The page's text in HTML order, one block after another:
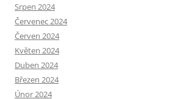
Srpen 2024
Červenec 2024
Červen 2024
Květen 2024
Duben 2024
Březen 2024
Únor 2024